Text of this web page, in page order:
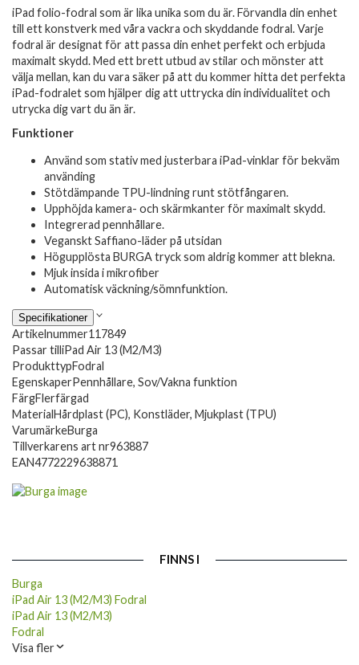
iPad folio-fodral som är lika unika som du är. Förvandla din enhet
till ett konstverk med våra vackra och skyddande fodral. Varje
fodral är designat för att passa din enhet perfekt och erbjuda
maximalt skydd. Med ett brett utbud av stilar och mönster att
välja mellan, kan du vara säker på att du kommer hitta det perfekta
iPad-fodralet som hjälper dig att uttrycka din individualitet och
utrycka dig vart du än är.
Funktioner
Använd som stativ med justerbara iPad-vinklar för bekväm
använding
Stötdämpande TPU-lindning runt stötfångaren.
Upphöjda kamera- och skärmkanter för maximalt skydd.
Integrerad pennhållare.
Veganskt Saffiano-läder på utsidan
Högupplösta BURGA tryck som aldrig kommer att blekna.
Mjuk insida i mikrofiber
Automatisk väckning/sömnfunktion.
Specifikationer
Artikelnummer117849
Passar tilliPad Air 13 (M2/M3)
ProdukttypFodral
EgenskaperPennhållare, Sov/Vakna funktion
FärgFlerfärgad
MaterialHårdplast (PC), Konstläder, Mjukplast (TPU)
VarumärkeBurga
Tillverkarens art nr963887
EAN4772229638871
FINNS I
Burga
iPad Air 13 (M2/M3) Fodral
iPad Air 13 (M2/M3)
Fodral
Visa fler